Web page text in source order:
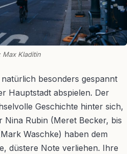
Max Kladitin
besonders gespannt
Hauptstadt abspielen. Der
Geschichte hinter sich,
Nina Rubin (Meret Becker, bis
Waschke) haben dem
düstere Note verliehen. Ihre